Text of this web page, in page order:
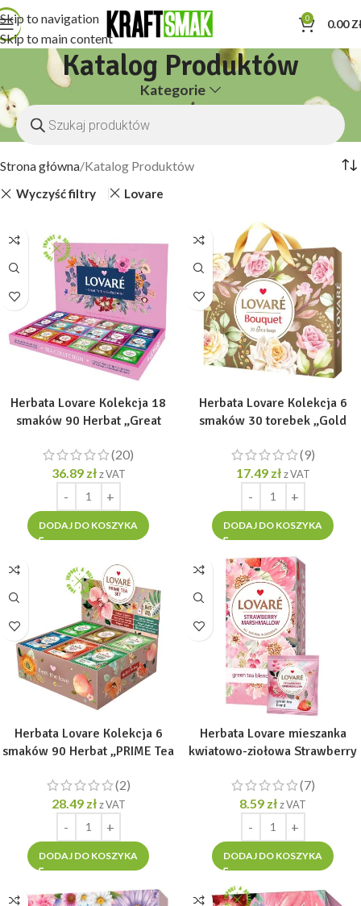
Skip to navigation
Skip to main content
0 0.00
Katalog Produktów
Kategorie
Strona główna Katalog Produktów
Wyczyść filtry Lovare
Herbata Lovare Kolekcja 18
smaków 90 Herbat „Great
2g]
(20)
36.89 zł z VAT
DODAJ DO KOSZYKA
Herbata Lovare Kolekcja 6
smaków 30 torebek „Gold
(9)
17.49 zł z VAT
DODAJ DO KOSZYKA
Herbata Lovare Kolekcja 6
smaków 90 Herbat „PRIME Tea
(2)
28.49 zł z VAT
DODAJ DO KOSZYKA
Herbata Lovare mieszanka
kwiatowo-ziołowa Strawberry
1,5gr
(7)
8.59 złz VAT
DODAJ DO KOSZYKA